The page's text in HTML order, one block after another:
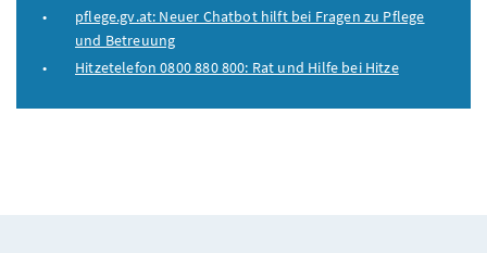
pflege.gv.at: Neuer Chatbot hilft bei Fragen zu Pflege
und Betreuung
Hitzetelefon 0800 880 800: Rat und Hilfe bei Hitze